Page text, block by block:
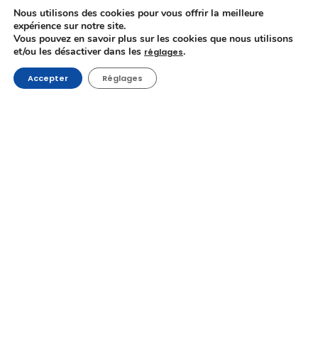
Crédit vidéo : Gerardo Marra et Jean-Philippe Thiriart
Crédit photo : Rick McPie
Nous utilisons des cookies pour vous offrir la meilleure
expérience sur notre site.
Vous pouvez en savoir plus sur les cookies que nous utilisons
et/ou les désactiver dans les réglages.
Accepter Réglages